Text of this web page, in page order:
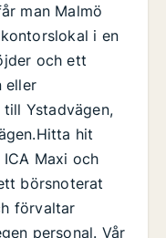
man Malmö
i en
och ett
eller
Ystadvägen,
hit
Maxi och
börsnoterat
förvaltar
personal. Vår